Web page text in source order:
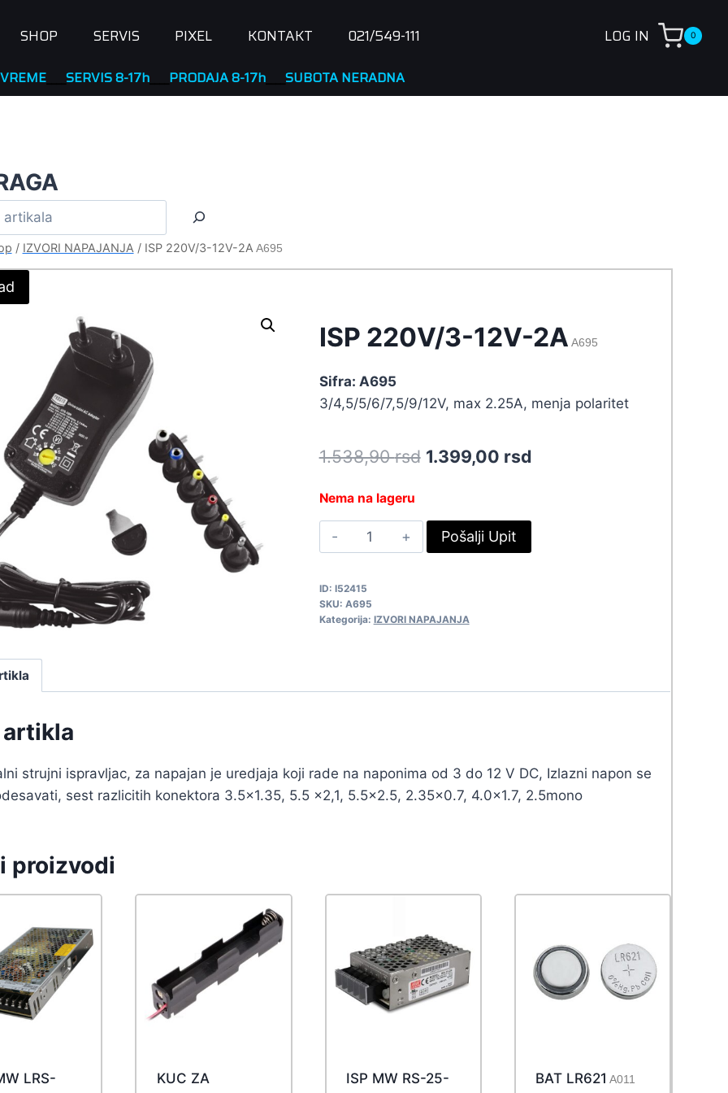
SHOP SERVIS PIXEL KONTAKT 021/549-111 LOG IN 0
____SERVIS 8-17h____PRODAJA 8-17h____SUBOTA NERADNA
/ IZVORI NAPAJANJA / ISP 220V/3-12V-2A A695
ISP 220V/3-12V-2A A695
Sifra: A695
3/4,5/5/6/7,5/9/12V, max 2.25A, menja polaritet
1.538,90rsd Original
1.538,90 rsd.
1.399,00 rsdCurrent
Nema na lageru
ISP
220V/3-
2A
A695
Pošalji Upit
ID: I52415
SKU: A695
Kategorija: IZVORI NAPAJANJA
strujni ispravljac, za napajan je uredjaja koji rade na naponima od 3 do 12 V DC, Izlazni napon se
sest razlicitih konektora 3.5×1.35, 5.5 x2,1, 5.5×2.5, 2.35×0.7, 4.0×1.7, 2.5mono
proizvodi
LRS-
KUC ZA
ISP MW RS-25-
BAT LR621 A011